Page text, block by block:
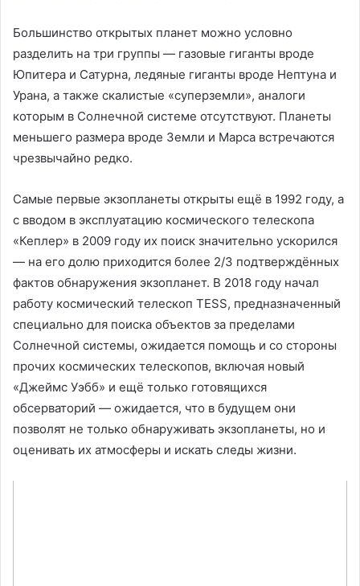
Большинство открытых планет можно условно
разделить на три группы — газовые гиганты вроде
Юпитера и Сатурна, ледяные гиганты вроде Нептуна и
Урана, а также скалистые «суперземли», аналоги
которым в Солнечной системе отсутствуют. Планеты
меньшего размера вроде Земли и Марса встречаются
чрезвычайно редко.
Самые первые экзопланеты открыты ещё в 1992 году, а
с вводом в эксплуатацию космического телескопа
«Кеплер» в 2009 году их поиск значительно ускорился
— на его долю приходится более 2/3 подтверждённых
фактов обнаружения экзопланет. В 2018 году начал
работу космический телескоп TESS, предназначенный
специально для поиска объектов за пределами
Солнечной системы, ожидается помощь и со стороны
прочих космических телескопов, включая новый
«Джеймс Уэбб» и ещё только готовящихся
обсерваторий — ожидается, что в будущем они
позволят не только обнаруживать экзопланеты, но и
оценивать их атмосферы и искать следы жизни.